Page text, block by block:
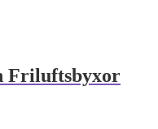
Friluftsbyxor